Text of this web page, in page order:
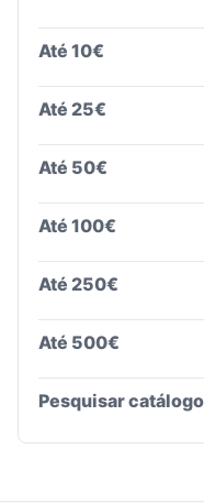
Até 10€
Até 25€
Até 50€
Até 100€
Até 250€
Até 500€
Pesquisar catálogo